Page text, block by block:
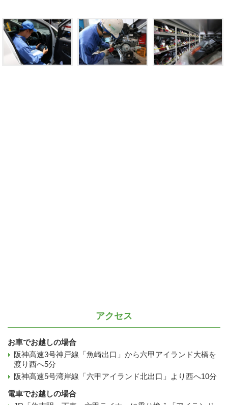
アクセス
お車でお越しの場合
阪神高速3号神戸線「魚崎出口」から六甲アイランド大橋を
渡り西へ5分
阪神高速5号湾岸線「六甲アイランド北出口」より西へ10分
電車でお越しの場合